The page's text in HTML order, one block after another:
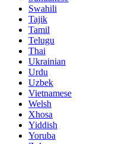
Swahili
Tajik
Tamil
Telugu
Thai
Ukrainian
Urdu
Uzbek
Vietnamese
Welsh
Xhosa
Yiddish
Yoruba